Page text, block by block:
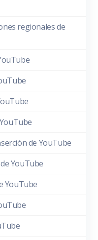
regionales de
de YouTube
YouTube
YouTube